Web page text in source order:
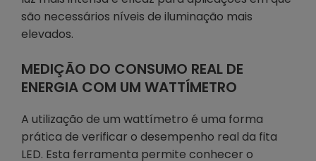
são necessários níveis de iluminação mais
elevados.
MEDIÇÃO DO CONSUMO REAL DE
ENERGIA COM UM WATTÍMETRO
A utilização de um wattímetro é uma forma
prática de verificar o desempenho real da fita
LED. Esta ferramenta permite conhecer o